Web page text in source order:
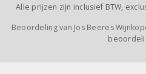
Alle prijzen zijn inclusief BTW,
Beoordeling van Jos Beeres